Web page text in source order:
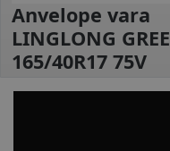
CAUTARE
Anvelope vara
LINGLONG
165/40R17 75V